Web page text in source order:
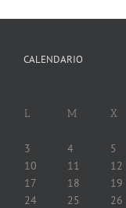
CALENDARIO
L M X
3
4 5
10
11 12
17
18 19
24
25 26